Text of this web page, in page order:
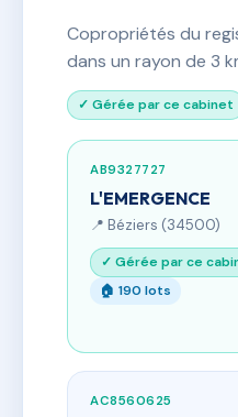
Copropriétés du
dans un rayon de 3
✓ Gérée par ce cabinet
AB9327727
L'EMERGENCE
📍 Béziers (34500)
✓ Gérée par ce
🏠 190 lots
AC8560625